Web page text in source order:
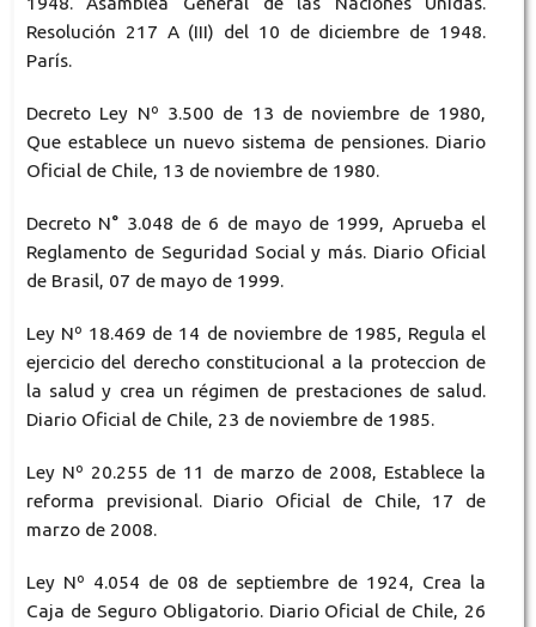
Resolución 217 A (III) del 10 de diciembre de 1948.
París.
Decreto Ley Nº 3.500 de 13 de noviembre de 1980,
Que establece un nuevo sistema de pensiones. Diario
Oficial de Chile, 13 de noviembre de 1980.
Decreto N° 3.048 de 6 de mayo de 1999, Aprueba el
Reglamento de Seguridad Social y más. Diario Oficial
de Brasil, 07 de mayo de 1999.
Ley Nº 18.469 de 14 de noviembre de 1985, Regula el
ejercicio del derecho constitucional a la proteccion de
la salud y crea un régimen de prestaciones de salud.
Diario Oficial de Chile, 23 de noviembre de 1985.
Ley Nº 20.255 de 11 de marzo de 2008, Establece la
reforma previsional. Diario Oficial de Chile, 17 de
marzo de 2008.
Ley Nº 4.054 de 08 de septiembre de 1924, Crea la
Caja de Seguro Obligatorio. Diario Oficial de Chile, 26